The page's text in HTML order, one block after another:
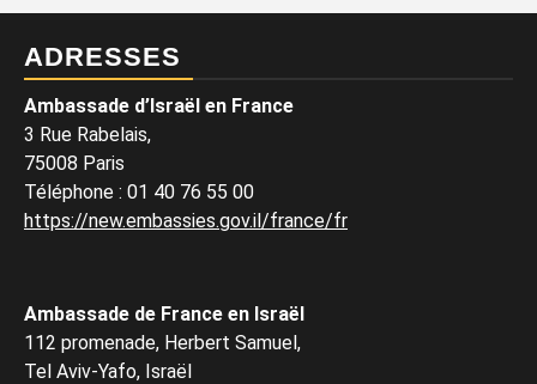
ADRESSES
Ambassade d’Israël en France
3 Rue Rabelais,
75008 Paris
Téléphone : 01 40 76 55 00
https://new.embassies.gov.il/france/fr
Ambassade de France en Israël
112 promenade, Herbert Samuel,
Tel Aviv-Yafo, Israël